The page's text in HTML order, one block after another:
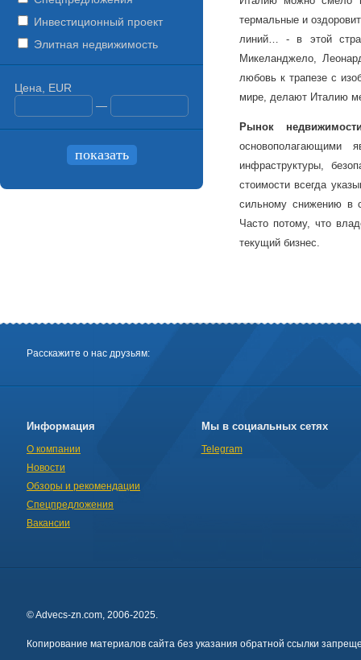
термальные и
линий… - в этой
Микеланджело,
любовь к трапезе с
мире, делают Италию
Рынок
основополагающими
инфраструктуры,
стоимости всегда
сильному снижению в
Часто потому, что
текущий бизнес.
Инвестиционный проект
Элитная недвижимость
Цена, EUR
—
Расскажите о нас друзьям:
Информация
О компании
Новости
Обзоры и рекомендации
Спецпредложения
Вакансии
Мы в социальных сетях
Telegram
© Advecs-zn.com, 2006-2025.
Копирование материалов сайта без указания обратной ссылки